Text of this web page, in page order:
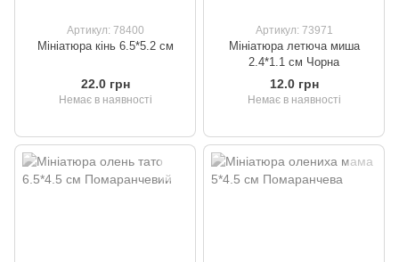
Артикул: 78400
Мініатюра кінь 6.5*5.2 см
22.0 грн
Немає в наявності
Артикул: 73971
Мініатюра летюча миша
2.4*1.1 см Чорна
12.0 грн
Немає в наявності